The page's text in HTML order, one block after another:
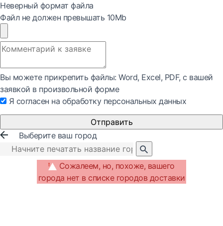
Неверный формат файла
Файл не должен превышать 10Mb
Вы можете прикрепить файлы: Word, Exсel, PDF, с вашей
заявкой в произвольной форме
Я согласен на обработку персональных данных
Отправить
Выберите ваш город
Сожалеем, но, похоже, вашего
города нет в списке городов доставки